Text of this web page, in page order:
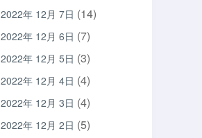
2022年 12月 7日 (14)
2022年 12月 6日 (7)
2022年 12月 5日 (3)
2022年 12月 4日 (4)
2022年 12月 3日 (4)
2022年 12月 2日 (5)